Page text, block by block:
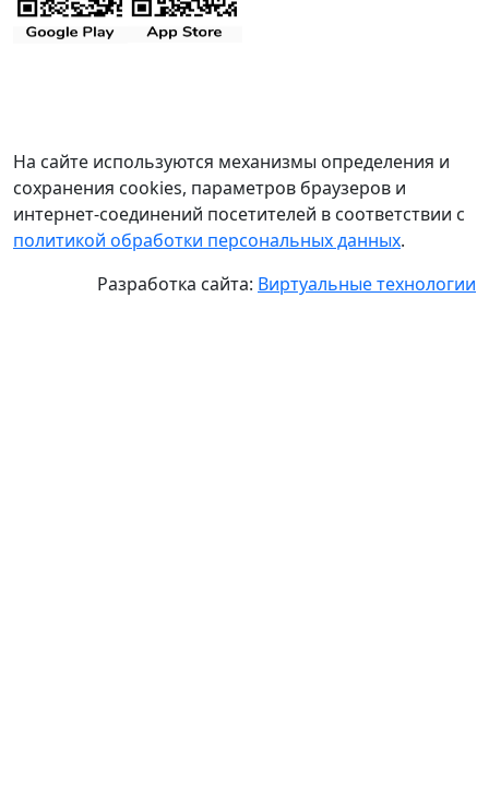
На сайте используются механизмы определения и
сохранения cookies, параметров браузеров и
интернет-соединений посетителей в соответствии с
политикой обработки персональных данных.
Разработка сайта: Виртуальные технологии